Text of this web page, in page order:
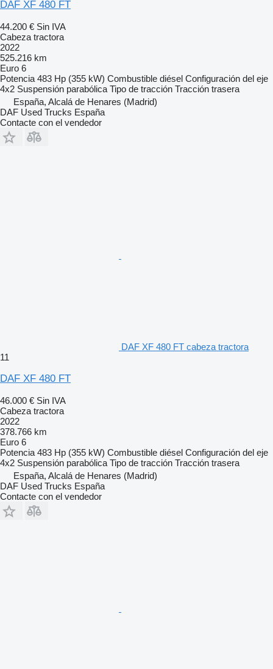
DAF XF 480 FT
44.200 € Sin IVA
Cabeza tractora
2022
525.216 km
Euro 6
Potencia 483 Hp (355 kW) Combustible diésel Configuración del eje
4x2 Suspensión parabólica Tipo de tracción Tracción trasera
España, Alcalá de Henares (Madrid)
DAF Used Trucks España
Contacte con el vendedor
DAF XF 480 FT cabeza tractora
11
DAF XF 480 FT
46.000 € Sin IVA
Cabeza tractora
2022
378.766 km
Euro 6
Potencia 483 Hp (355 kW) Combustible diésel Configuración del eje
4x2 Suspensión parabólica Tipo de tracción Tracción trasera
España, Alcalá de Henares (Madrid)
DAF Used Trucks España
Contacte con el vendedor